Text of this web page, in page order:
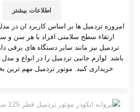
اطلاعات بیشتر
امروزه تردمیل ها بر اساس کاربرد ان در
ارتقاء سطح سلامتی افراد با هر سن و
تردمیل نیز مانند سایر دستگاه های برقی
باشد. لوازم جانبی تردمیل را در انواع و
خریداری کنید. موتور تردمیل مهم